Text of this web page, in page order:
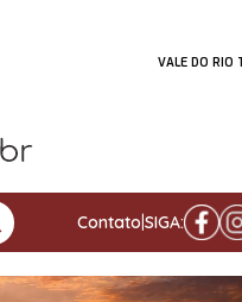
VALE DO RIO
Contato SIGA: